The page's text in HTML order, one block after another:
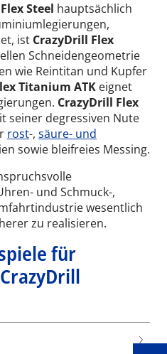
Steel hauptsächlich
ist CrazyDrill Flex
Schneidengeometrie
wie Reintitan und Kupfer
Titanium ATK eignet
CrazyDrill Flex
seiner degressiven Nute
rost-, säure- und
sowie bleifreies Messing.
und Schmuck-,
wesentlich
zu realisieren.
für